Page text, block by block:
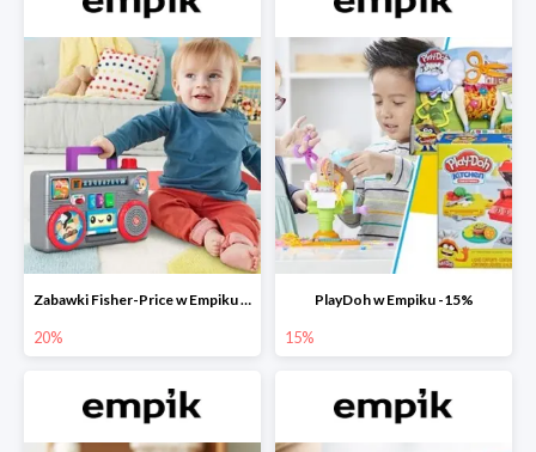
Zabawki Fisher-Price w Empiku do -20%
20%
PlayDoh w Empiku -15%
15%